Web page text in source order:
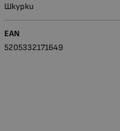
Шкурки
EAN
5205332171649